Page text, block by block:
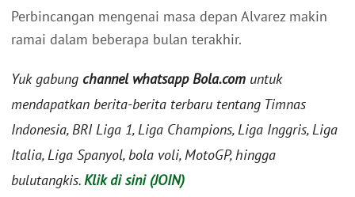
Perbincangan mengenai masa depan Alvarez makin
ramai dalam beberapa bulan terakhir.
Yuk gabung channel whatsapp Bola.com untuk
mendapatkan berita-berita terbaru tentang Timnas
Indonesia, BRI Liga 1, Liga Champions, Liga Inggris, Liga
Italia, Liga Spanyol, bola voli, MotoGP, hingga
bulutangkis.Klik di sini (JOIN)